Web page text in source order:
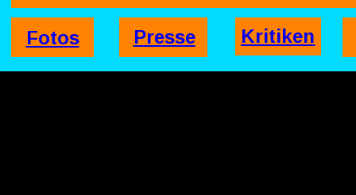
Fotos Presse Kritiken